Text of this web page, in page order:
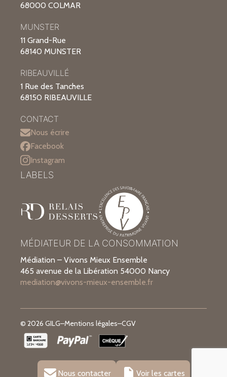
Nous contacter Voir les cartes
68000 COLMAR
MUNSTER
11 Grand-Rue
68140 MUNSTER
RIBEAUVILLÉ
1 Rue des Tanches
68150 RIBEAUVILLE
CONTACT
Nous écrire
Facebook
Instagram
MÉDIATEUR DE LA CONSOMMATION
Médiation – Vivons Mieux Ensemble
465 avenue de la Libération 54000 Nancy
mediation@vivons-mieux-ensemble.fr
LABELS
© 2026 GILG–Mentions légales–CGV